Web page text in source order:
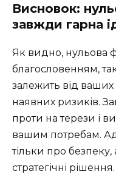
Висновок:
завжди гарна
Як видно, нульова
благословенням,
залежить від
наявних ризиків.
проти на терези і
вашим потребам.
тільки про
стратегічні рішення.